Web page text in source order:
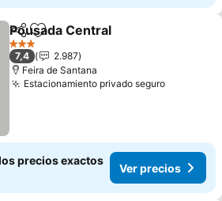
CompartirAgregar a favoritos
Pousada Central
3 Estrellas
7,4
2.987
Feira de Santana
Estacionamiento privado seguro
precios exactos
Ver precios